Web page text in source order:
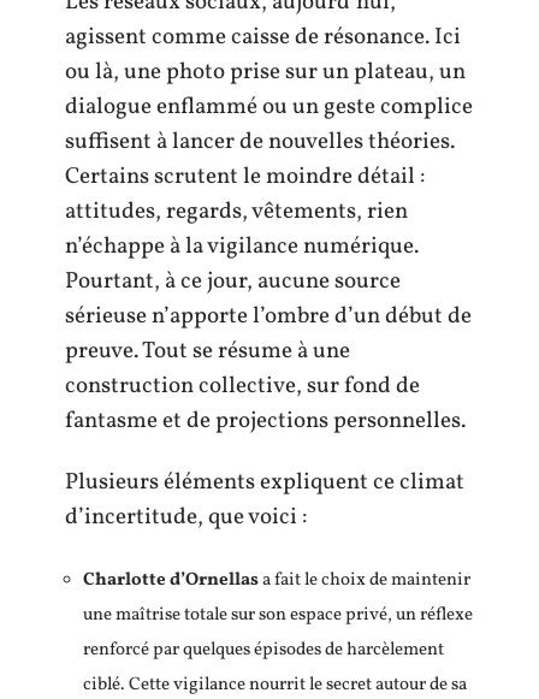
agissent comme caisse de résonance. Ici
ou là, une photo prise sur un plateau, un
dialogue enflammé ou un geste complice
suffisent à lancer de nouvelles théories.
Certains scrutent le moindre détail :
attitudes, regards, vêtements, rien
n’échappe à la vigilance numérique.
Pourtant, à ce jour, aucune source
sérieuse n’apporte l’ombre d’un début de
preuve. Tout se résume à une
construction collective, sur fond de
fantasme et de projections personnelles.
Plusieurs éléments expliquent ce climat
d’incertitude, que voici :
Charlotte d’Ornellasa fait le choix de maintenir
une maîtrise totale sur son espace privé, un réflexe
renforcé par quelques épisodes de harcèlement
ciblé. Cette vigilance nourrit le secret autour de sa